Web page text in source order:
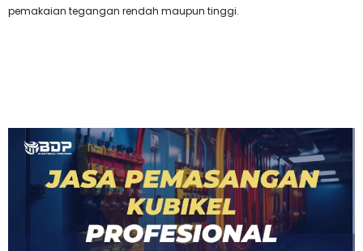
pemakaian tegangan rendah maupun tinggi.